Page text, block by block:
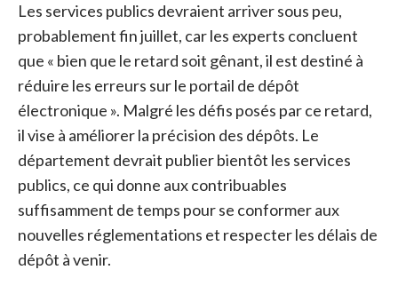
Les services publics devraient arriver sous peu,
probablement fin juillet, car les experts concluent
que « bien que le retard soit gênant, il est destiné à
réduire les erreurs sur le portail de dépôt
électronique ». Malgré les défis posés par ce retard,
il vise à améliorer la précision des dépôts. Le
département devrait publier bientôt les services
publics, ce qui donne aux contribuables
suffisamment de temps pour se conformer aux
nouvelles réglementations et respecter les délais de
dépôt à venir.